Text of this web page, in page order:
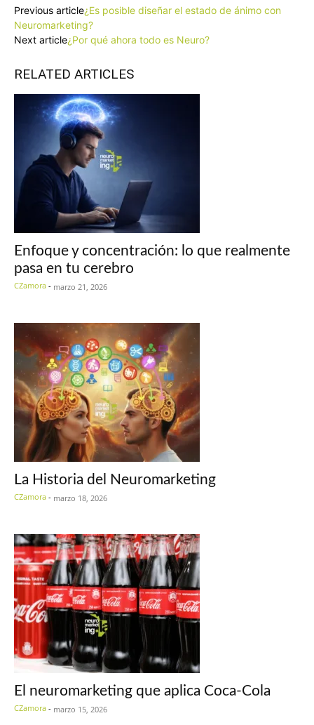
Previous article¿Es posible diseñar el estado de ánimo con
Neuromarketing?
Next article¿Por qué ahora todo es Neuro?
RELATED ARTICLES
Enfoque y concentración: lo que realmente
pasa en tu cerebro
CZamora - marzo 21, 2026
La Historia del Neuromarketing
CZamora - marzo 18, 2026
El neuromarketing que aplica Coca-Cola
CZamora - marzo 15, 2026